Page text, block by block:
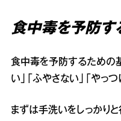
食中毒を予防す
食中毒を予防するための
い」「ふやさない」「やっ
まずは手洗いをしっかり